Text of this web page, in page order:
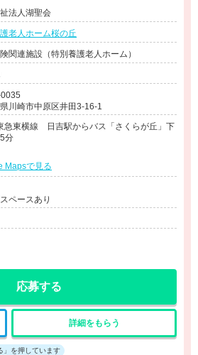
法人湖聖会
老人ホーム桜の丘
関連施設（特別養護老人ホーム）
川崎市中原区井田3-16-1
急東横線 日吉駅からバス「さくらが丘」下
分
Mapsで見る
ペースあり
応募する
詳細をもらう
」を押しています